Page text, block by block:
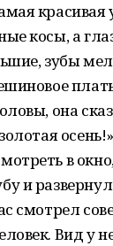
красивая
косы, а
зубы
она
в
и
смотрел
Вид у